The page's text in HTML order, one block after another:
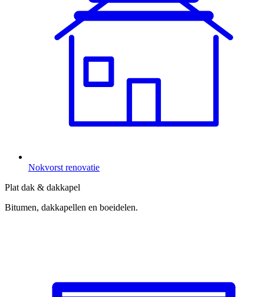
Nokvorst renovatie
Plat dak & dakkapel
Bitumen, dakkapellen en boeidelen.